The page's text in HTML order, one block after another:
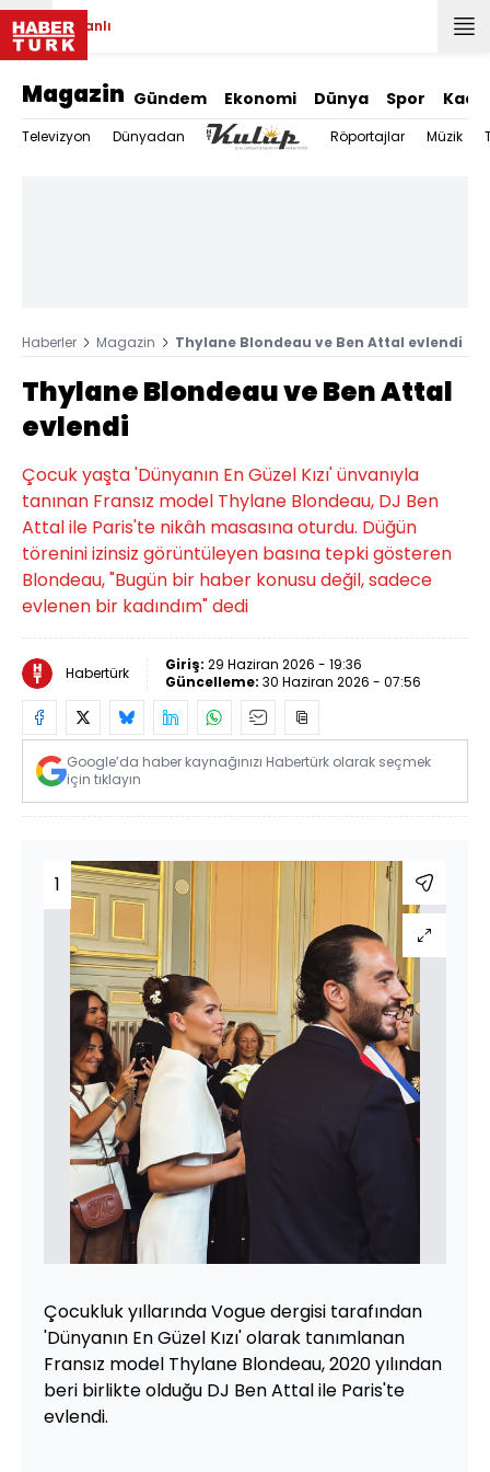
Canlı
Magazin Gündem Ekonomi Dünya Spor
Televizyon Dünyadan Röportajlar Müzik
Haberler Magazin Thylane Blondeau ve Ben Attal evlendi
Thylane Blondeau ve Ben Attal
evlendi
Çocuk yaşta 'Dünyanın En Güzel Kızı' ünvanıyla
tanınan Fransız model Thylane Blondeau, DJ Ben
Attal ile Paris'te nikâh masasına oturdu. Düğün
törenini izinsiz görüntüleyen basına tepki gösteren
Blondeau, "Bugün bir haber konusu değil, sadece
evlenen bir kadındım" dedi
Habertürk Giriş: 29 Haziran 2026 - 19:36
Güncelleme: 30 Haziran 2026 - 07:56
Google’da haber kaynağınızı Habertürk olarak seçmek
için tıklayın
1
Çocukluk yıllarında Vogue dergisi tarafından
'Dünyanın En Güzel Kızı' olarak tanımlanan
Fransız model Thylane Blondeau, 2020 yılından
beri birlikte olduğu DJ Ben Attal ile Paris'te
evlendi.